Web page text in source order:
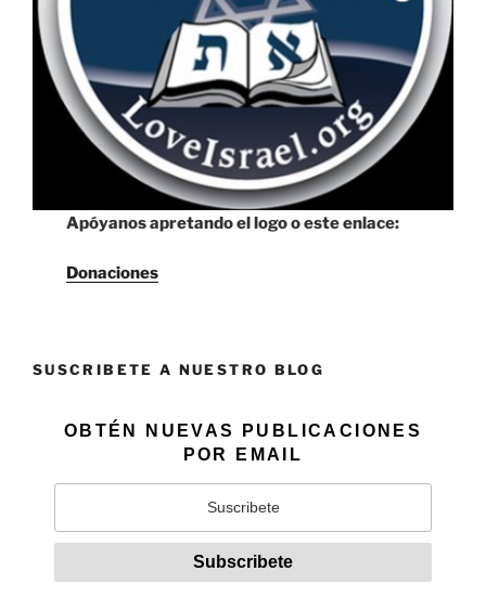
Apóyanos apretando el logo o este enlace:
Donaciones
SUSCRIBETE A NUESTRO BLOG
OBTÉN NUEVAS PUBLICACIONES
POR EMAIL